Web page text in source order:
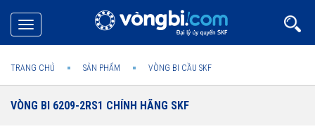
Toggle
navigation
TRANG CHỦ SẢN PHẨM VÒNG BI CẦU SKF
VÒNG BI 6209-2RS1 CHÍNH HÃNG SKF